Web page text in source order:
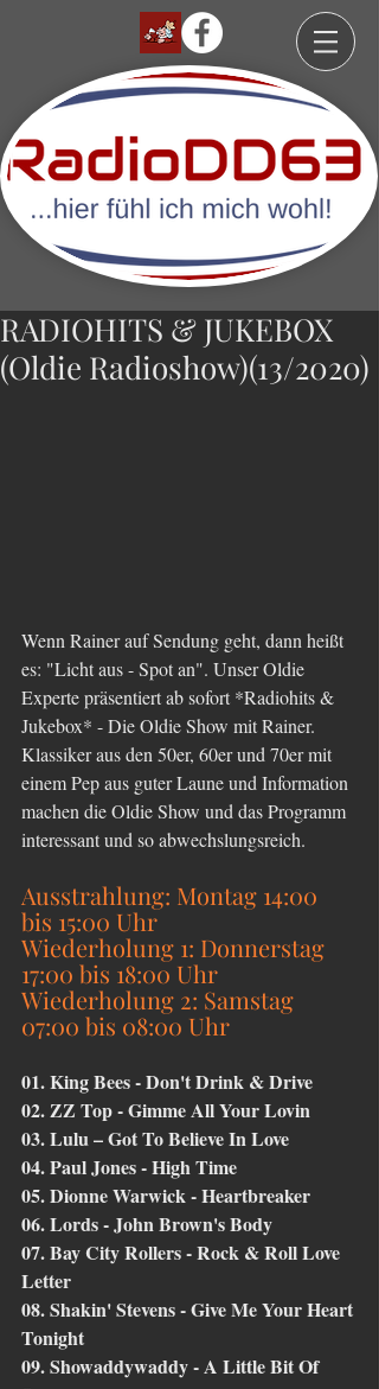
RADIOHITS & JUKEBOX
(Oldie Radioshow)(13/2020)
Wenn Rainer auf Sendung geht, dann heißt
es: "Licht aus - Spot an". Unser Oldie
Experte präsentiert ab sofort *Radiohits &
Jukebox* - Die Oldie Show mit Rainer.
Klassiker aus den 50er, 60er und 70er mit
einem Pep aus guter Laune und Information
machen die Oldie Show und das Programm
interessant und so abwechslungsreich.
Ausstrahlung: Montag 14:00
bis 15:00 Uhr
Wiederholung 1: Donnerstag
17:00 bis 18:00 Uhr
Wiederholung 2: Samstag
07:00 bis 08:00 Uhr
01. King Bees - Don't Drink & Drive
02. ZZ Top - Gimme All Your Lovin
03. Lulu – Got To Believe In Love
04. Paul Jones - High Time
05. Dionne Warwick - Heartbreaker
06. Lords - John Brown's Body
07. Bay City Rollers - Rock & Roll Love
Letter
08. Shakin' Stevens - Give Me Your Heart
Tonight
09. Showaddywaddy - A Little Bit Of